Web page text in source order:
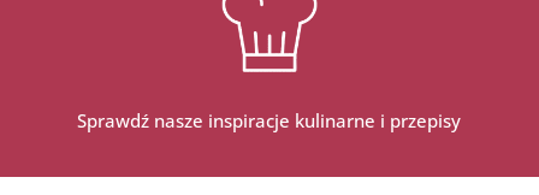
Sprawdź nasze inspiracje kulinarne i przepisy